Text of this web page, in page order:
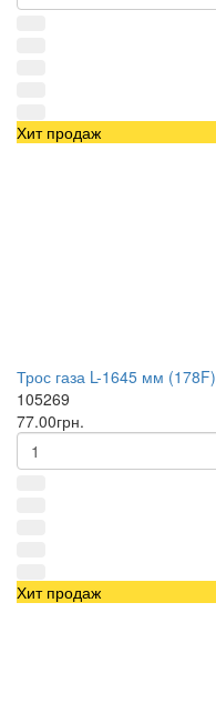
Хит продаж
Трос газа L-1645 мм (178F)
105269
77.00грн.
Хит продаж